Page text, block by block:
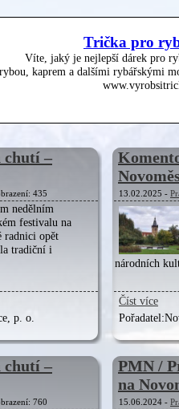
Trička pro
Víte, jaký je nejlepší dárek pro
kaprem a dalšími rybářskými
chutí –
435
nedělním
festivalu na
radnici opět
tradiční i
p. o.
13.02.2025 -
národních
Číst více
Pořadatel:
chutí –
760
PMN /
na
15.06.2024 -